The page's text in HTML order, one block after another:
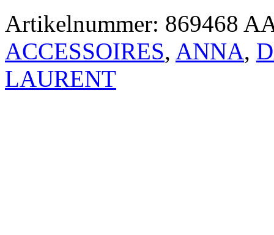
Artikelnummer: 869468
ACCESSOIRES, ANNA,
LAURENT